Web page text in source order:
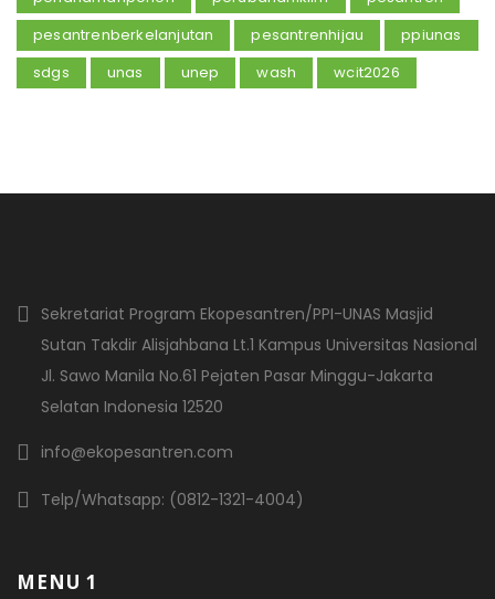
pesantrenberkelanjutan
pesantrenhijau
ppiunas
sdgs
unas unep wash wcit2026
Sekretariat Program Ekopesantren/PPI-UNAS Masjid
Sutan Takdir Alisjahbana Lt.1 Kampus Universitas Nasional
Jl. Sawo Manila No.61 Pejaten Pasar Minggu-Jakarta
Selatan Indonesia 12520
info@ekopesantren.com
Telp/Whatsapp: (0812-1321-4004)
MENU 1